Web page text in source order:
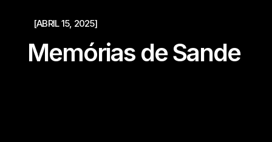
[ABRIL 15, 2025]
Memórias de Sande